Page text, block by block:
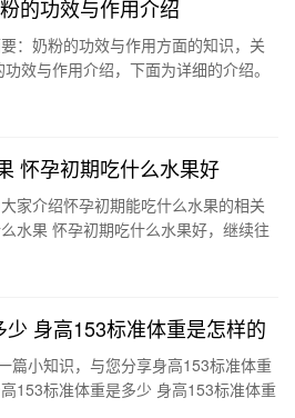
的功效与作用介绍
：奶粉的功效与作用方面的知识，关
效与作用介绍，下面为详细的介绍。
怀孕初期吃什么水果好
家介绍怀孕初期能吃什么水果的相关
水果 怀孕初期吃什么水果好，继续往
身高153标准体重是怎样的
篇小知识，与您分享身高153标准体重
153标准体重是多少 身高153标准体重